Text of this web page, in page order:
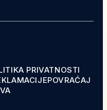
PRIVATNOSTI
POVRAĆAJ